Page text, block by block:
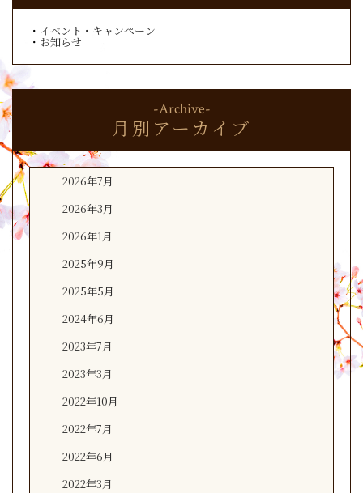
イベント・キャンペーン
お知らせ
-Archive-
月別アーカイブ
2026年7月
2026年3月
2026年1月
2025年9月
2025年5月
2024年6月
2023年7月
2023年3月
2022年10月
2022年7月
2022年6月
2022年3月